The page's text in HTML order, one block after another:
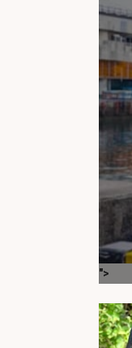
">